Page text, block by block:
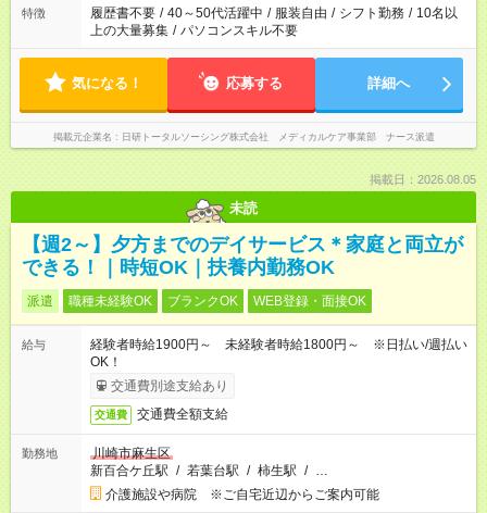
ません
特徴 履歴書不要 / 40～50代活躍中 / 服装自由 / シフト勤務 / 10名以
上の大量募集 / パソコンスキル不要
気になる！ 応募する 詳細へ
掲載元企業名 日研トータルソーシング株式会社 メディカルケア事業部 ナース派遣
掲載日：2026.08.05
未読
【週2～】夕方までのデイサービス＊家庭と両立が
できる！｜時短OK｜扶養内勤務OK
派遣 職種未経験OK ブランクOK WEB登録・面接OK
給与
経験者時給1900円～ 未経験者時給1800円～ ※日払い/週払い
OK！
交通費別途支給あり
交通費 交通費全額支給
勤務地
川崎市麻生区
新百合ケ丘駅 / 若葉台駅 / 柿生駅 / …
介護施設や病院 ※ご自宅近辺からご案内可能